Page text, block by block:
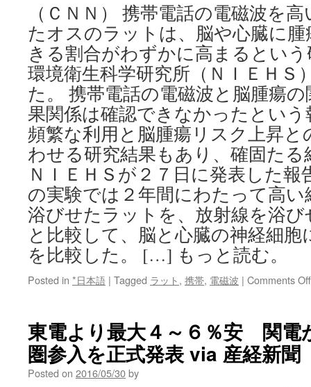
（ＣＮＮ） 携帯電話の電磁波を
たオスのラットは、脳や心臓に
きる割合がわずかに高まるとい
環境衛生科学研究所（ＮＩＥＨＳ
た。 携帯電話の電磁波と脳腫瘍
果関係は確認できなかったとい
頻繁な利用と脳腫瘍リスク上昇
わせる研究結果もあり、確固た
ＮＩＥＨＳが２７日に発表した
の実験では２年間にわたって高
浴びせたラットを、放射線を浴
と比較して、脳と心臓の神経細
を比較した。 […] もっと読む。
Posted in *日本語 | Tagged ラット, 携帯, 電磁波 | Comments Off
東電より最大４～６％安 関電
圏参入を正式発表 via 産経新聞
Posted on 2016/05/30by